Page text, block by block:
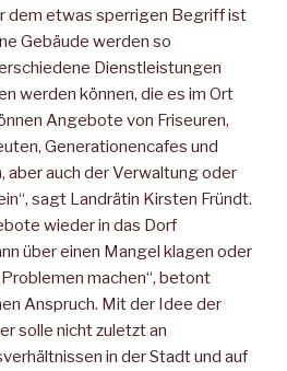
dem etwas sperrigen Begriff ist
Gebäude werden so
Dienstleistungen
werden können, die es im Ort
Angebote von Friseuren,
Generationencafes und
auch der Verwaltung oder
sagt Landrätin Kirsten Fründt.
wieder in das Dorf
über einen Mangel klagen oder
machen“, betont
Anspruch. Mit der Idee der
solle nicht zuletzt an
in der Stadt und auf